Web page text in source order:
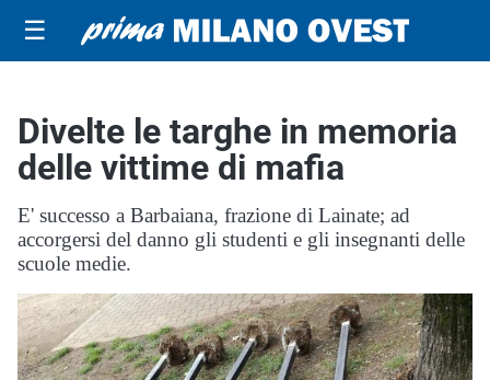
☰
Divelte le targhe in memoria
delle vittime di mafia
E' successo a Barbaiana, frazione di Lainate; ad
accorgersi del danno gli studenti e gli insegnanti delle
scuole medie.